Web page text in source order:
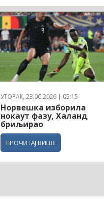
УТОРАК, 23.06.2026 | 05:15
Норвешка изборила
нокаут фазу, Халанд
бриљирао
ПРОЧИТАЈ ВИШЕ